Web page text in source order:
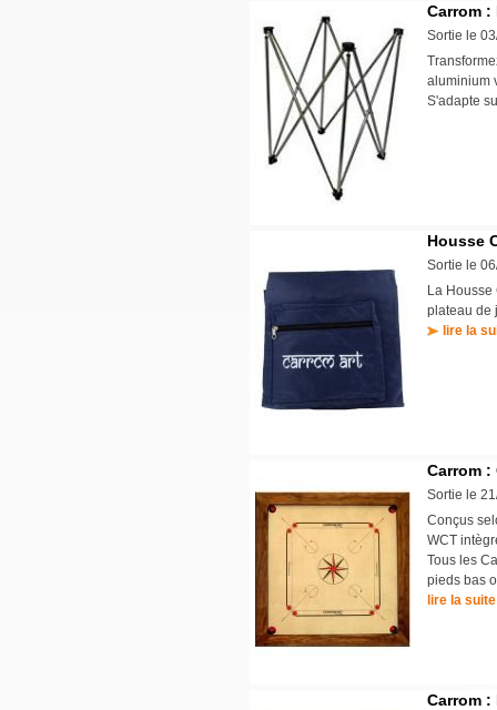
Carrom
Sortie le
aluminium
S'adapte
Housse
Sortie le
La Housse
plateau de
lire la
Carrom :
Sortie le
Conçus
WCT
Tous les
pieds bas
lire la suite
Carrom :